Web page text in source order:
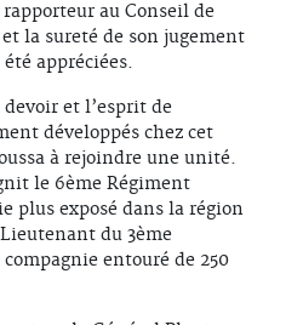
au Conseil de
la sureté de son jugement
appréciées.
et l’esprit de
développés chez cet
à rejoindre une unité.
le 6ème Régiment
plus exposé dans la région
du 3ème
entouré de 250